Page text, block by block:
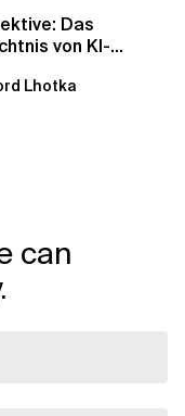
Das
von KI-
Lhotka
can